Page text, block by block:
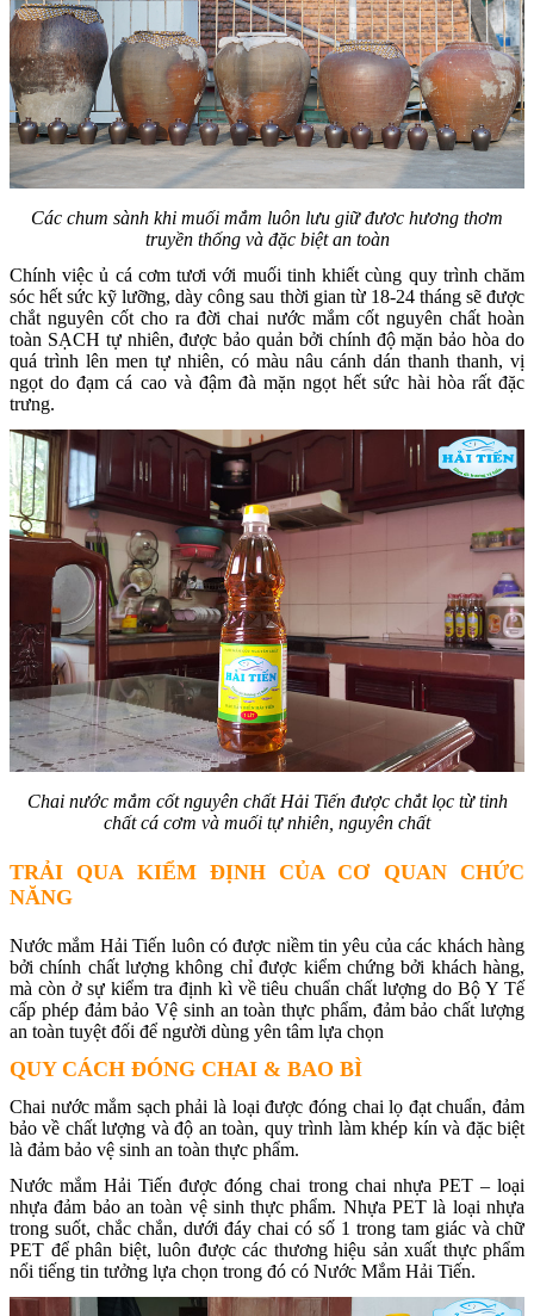
Các chum sành khi muối mắm luôn lưu giữ đươc hương thơm
truyền thống và đặc biệt an toàn
Chính việc ủ cá cơm tươi với muối tinh khiết cùng quy trình chăm
sóc hết sức kỹ lưỡng, dày công sau thời gian từ 18-24 tháng sẽ được
chắt nguyên cốt cho ra đời chai nước mắm cốt nguyên chất hoàn
toàn SẠCH tự nhiên, được bảo quản bởi chính độ mặn bảo hòa do
quá trình lên men tự nhiên, có màu nâu cánh dán thanh thanh, vị
ngọt do đạm cá cao và đậm đà mặn ngọt hết sức hài hòa rất đặc
trưng.
Chai nước mắm cốt nguyên chất Hải Tiến được chắt lọc từ tinh
chất cá cơm và muối tự nhiên, nguyên chất
TRẢI QUA KIỂM ĐỊNH CỦA CƠ QUAN CHỨC
NĂNG
Nước mắm Hải Tiến luôn có được niềm tin yêu của các khách hàng
bởi chính chất lượng không chỉ được kiểm chứng bởi khách hàng,
mà còn ở sự kiểm tra định kì về tiêu chuẩn chất lượng do Bộ Y Tế
cấp phép đảm bảo Vệ sinh an toàn thực phẩm, đảm bảo chất lượng
an toàn tuyệt đối để người dùng yên tâm lựa chọn
QUY CÁCH ĐÓNG CHAI & BAO BÌ
Chai nước mắm sạch phải là loại được đóng chai lọ đạt chuẩn, đảm
bảo về chất lượng và độ an toàn, quy trình làm khép kín và đặc biệt
là đảm bảo vệ sinh an toàn thực phẩm.
Nước mắm Hải Tiến được đóng chai trong chai nhựa PET – loại
nhựa đảm bảo an toàn vệ sinh thực phẩm. Nhựa PET là loại nhựa
trong suốt, chắc chắn, dưới đáy chai có số 1 trong tam giác và chữ
PET để phân biệt, luôn được các thương hiệu sản xuất thực phẩm
nổi tiếng tin tưởng lựa chọn trong đó có Nước Mắm Hải Tiến.